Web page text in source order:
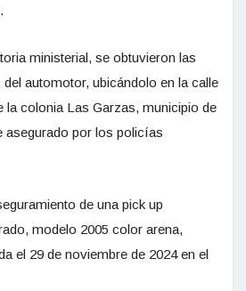
ministerial, se obtuvieron las
automotor, ubicándolo en la calle
la colonia Las Garzas, municipio de
asegurado por los policías
de una pick up
modelo 2005 color arena,
el 29 de noviembre de 2024 en el